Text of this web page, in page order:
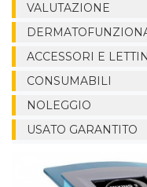
VALUTAZIONE
ACCESSORI E
CONSUMABILI
NOLEGGIO
USATO GARANTITO